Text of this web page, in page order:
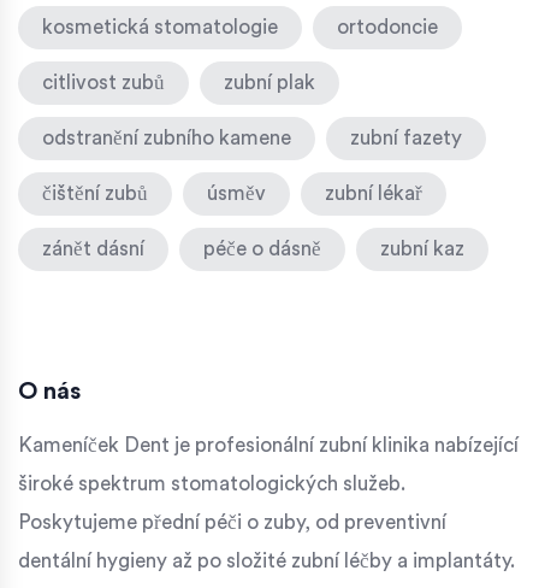
kosmetická stomatologie ortodoncie
citlivost zubů zubní plak
odstranění zubního kamene zubní fazety
čištění zubů úsměv zubní lékař
zánět dásní péče o dásně zubní kaz
O nás
Kameníček Dent je profesionální zubní klinika nabízející
široké spektrum stomatologických služeb.
Poskytujeme přední péči o zuby, od preventivní
dentální hygieny až po složité zubní léčby a implantáty.